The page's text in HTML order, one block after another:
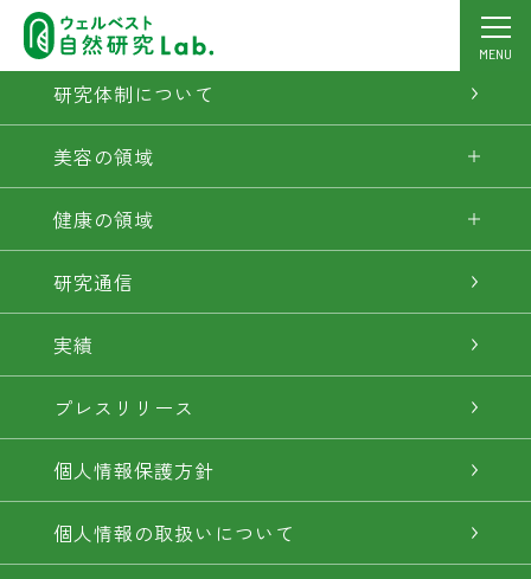
MENU
研究への想い
研究体制について
美容の領域
健康の領域
研究通信
実績
プレスリリース
個人情報保護方針
個人情報の取扱いについて